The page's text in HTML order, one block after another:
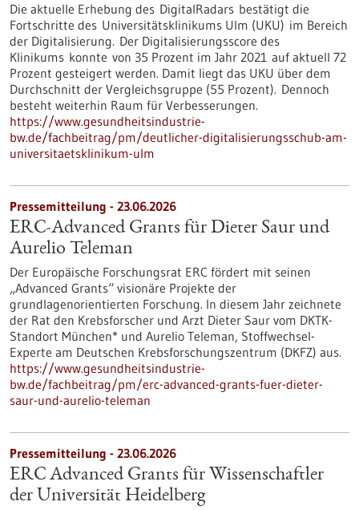
Die aktuelle Erhebung des DigitalRadars bestätigt die
Fortschritte des Universitätsklinikums Ulm (UKU) im Bereich
der Digitalisierung. Der Digitalisierungsscore des
Klinikums konnte von 35 Prozent im Jahr 2021 auf aktuell 72
Prozent gesteigert werden. Damit liegt das UKU über dem
Durchschnitt der Vergleichsgruppe (55 Prozent). Dennoch
besteht weiterhin Raum für Verbesserungen.
https://www.gesundheitsindustrie-
bw.de/fachbeitrag/pm/deutlicher-digitalisierungsschub-am-
universitaetsklinikum-ulm
Pressemitteilung - 23.06.2026
ERC-Advanced Grants für Dieter Saur und
Aurelio Teleman
Der Europäische Forschungsrat ERC fördert mit seinen
„Advanced Grants“ visionäre Projekte der
grundlagenorientierten Forschung. In diesem Jahr zeichnete
der Rat den Krebsforscher und Arzt Dieter Saur vom DKTK-
Standort München* und Aurelio Teleman, Stoffwechsel-
Experte am Deutschen Krebsforschungszentrum (DKFZ) aus.
https://www.gesundheitsindustrie-
bw.de/fachbeitrag/pm/erc-advanced-grants-fuer-dieter-
saur-und-aurelio-teleman
Pressemitteilung - 23.06.2026
ERC Advanced Grants für Wissenschaftler
der Universität Heidelberg